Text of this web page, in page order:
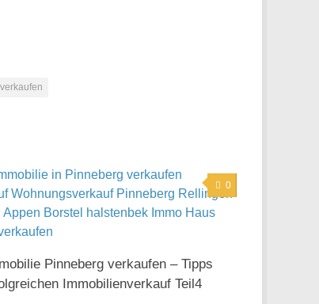
0
Pinneberg verkaufen – Tipps
Immobilienverkauf Teil4